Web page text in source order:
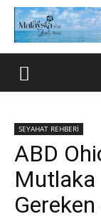
SEYAHAT REHBERİ
ABD